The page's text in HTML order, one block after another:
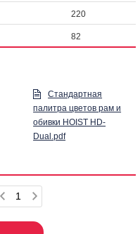
220
82
Стандартная
палитра цветов рам и
обивки HOIST HD-
Dual.pdf